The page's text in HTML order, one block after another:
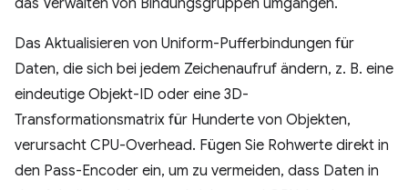
das Verwalten von Bindungsgruppen umgangen.
Das Aktualisieren von Uniform-Pufferbindungen für
Daten, die sich bei jedem Zeichenaufruf ändern, z. B. eine
eindeutige Objekt-ID oder eine 3D-
Transformationsmatrix für Hunderte von Objekten,
verursacht CPU-Overhead. Fügen Sie Rohwerte direkt in
den Pass-Encoder ein, um zu vermeiden, dass Daten in